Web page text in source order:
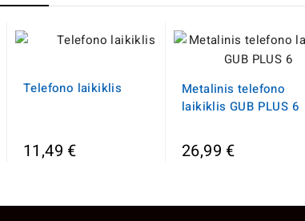
Telefono laikiklis
11,49 €
Metalinis telefono
laikiklis GUB PLUS 6
26,99 €